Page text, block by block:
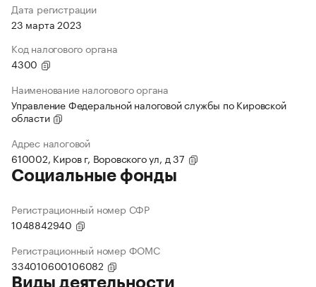
Дата регистрации
23 марта 2023
Код налогового органа
4300
Наименование налогового органа
Управление Федеральной налоговой службы по Кировской
области
Адрес налоговой
610002, Киров г, Воровского ул, д 37
Социальные фонды
Регистрационный номер СФР
1048842940
Регистрационный номер ФОМС
334010600106082
Виды деятельности